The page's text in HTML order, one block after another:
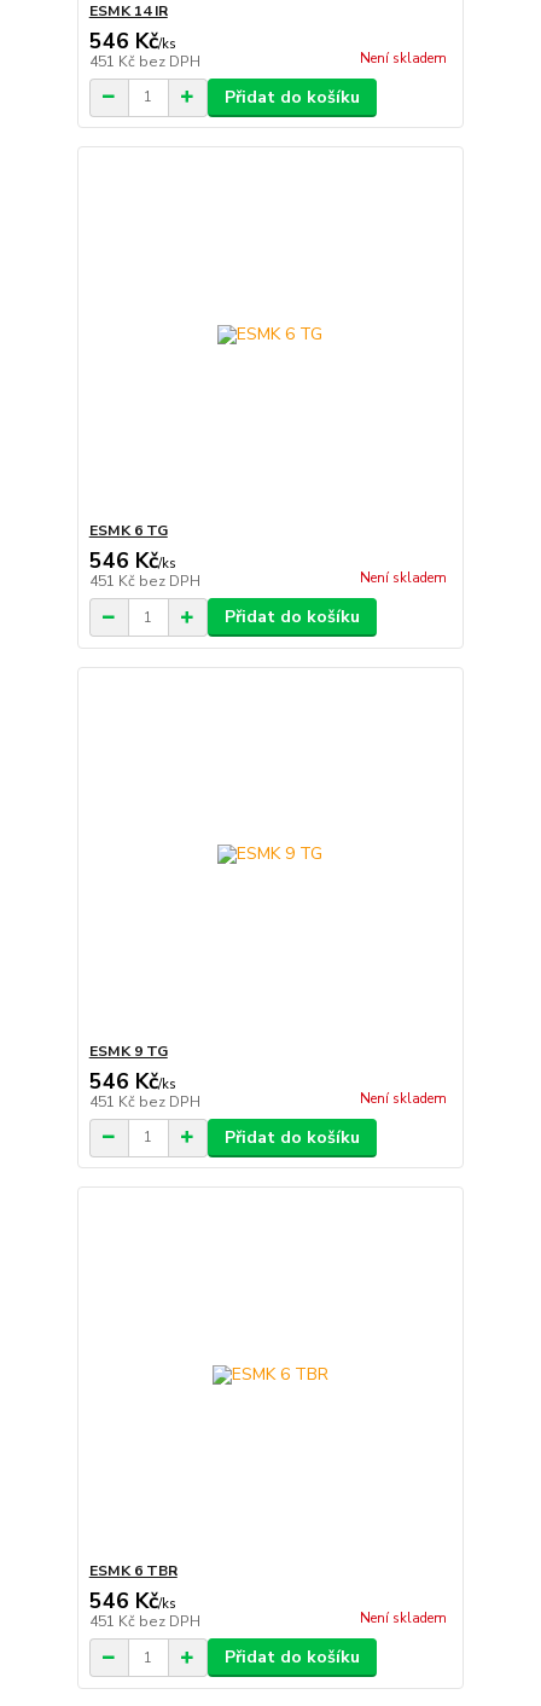
ESMK 14 IR
546 Kč/ks
451 Kč bez DPH Není skladem
Přidat do košíku
ESMK 6 TG
546 Kč/ks
451 Kč bez DPH Není skladem
Přidat do košíku
ESMK 9 TG
546 Kč/ks
451 Kč bez DPH Není skladem
Přidat do košíku
ESMK 6 TBR
546 Kč/ks
451 Kč bez DPH Není skladem
Přidat do košíku